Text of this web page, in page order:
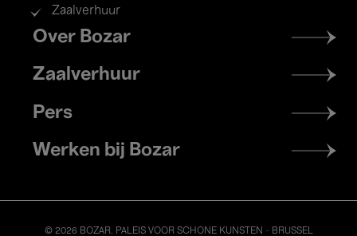
Zaalverhuur
Footer
menu
Over Bozar
Zaalverhuur
Pers
Werken bij Bozar
© 2026 BOZAR. PALEIS VOOR SCHONE KUNSTEN - BRUSSEL